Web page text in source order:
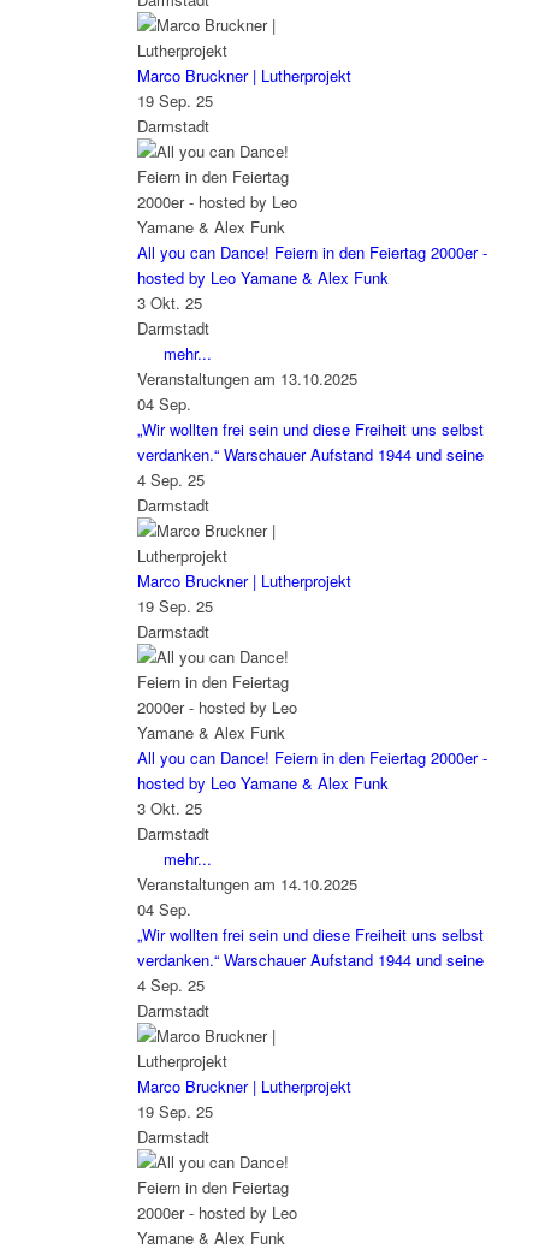
Marco Bruckner | Lutherprojekt
19 Sep. 25
Darmstadt
All you can Dance! Feiern in den Feiertag 2000er -
hosted by Leo Yamane & Alex Funk
3 Okt. 25
Darmstadt
mehr...
Veranstaltungen am 13.10.2025
04 Sep.
„Wir wollten frei sein und diese Freiheit uns selbst
verdanken.“ Warschauer Aufstand 1944 und seine
4 Sep. 25
Darmstadt
Marco Bruckner | Lutherprojekt
19 Sep. 25
Darmstadt
All you can Dance! Feiern in den Feiertag 2000er -
hosted by Leo Yamane & Alex Funk
3 Okt. 25
Darmstadt
mehr...
Veranstaltungen am 14.10.2025
04 Sep.
„Wir wollten frei sein und diese Freiheit uns selbst
verdanken.“ Warschauer Aufstand 1944 und seine
4 Sep. 25
Darmstadt
Marco Bruckner | Lutherprojekt
19 Sep. 25
Darmstadt